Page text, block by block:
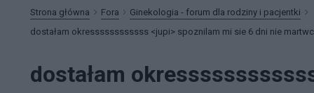
Strona główna Fora
Ginekologia - forum dla rodziny i pacjentki
dostałam okressssssssssss <jupi> spoznilam mi sie 6 dni nie
dostałam